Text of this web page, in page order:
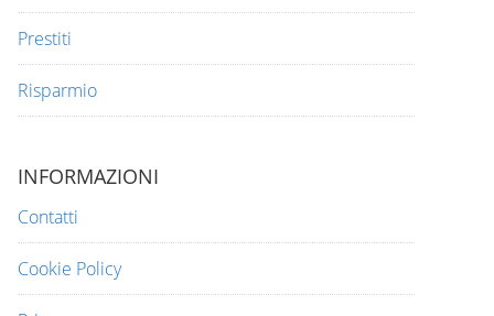
Prestiti
Risparmio
INFORMAZIONI
Contatti
Cookie Policy